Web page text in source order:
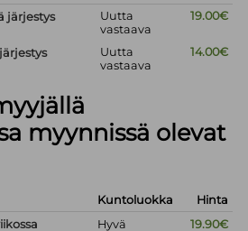
järjestys
Uutta
vastaava
19.00€
Uutta
vastaava
14.00€
myynnissä olevat
Kuntoluokka
Hinta
Hyvä 19.90€